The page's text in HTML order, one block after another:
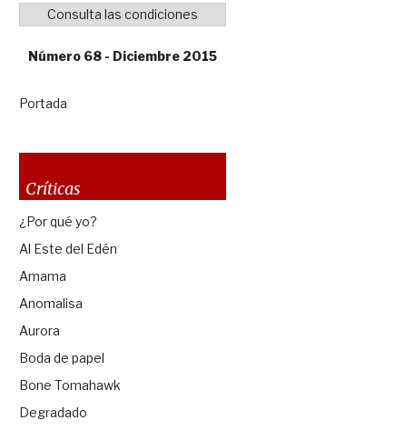
Consulta las condiciones
Número 68 - Diciembre 2015
Portada
Críticas
¿Por qué yo?
Al Este del Edén
Amama
Anomalisa
Aurora
Boda de papel
Bone Tomahawk
Degradado